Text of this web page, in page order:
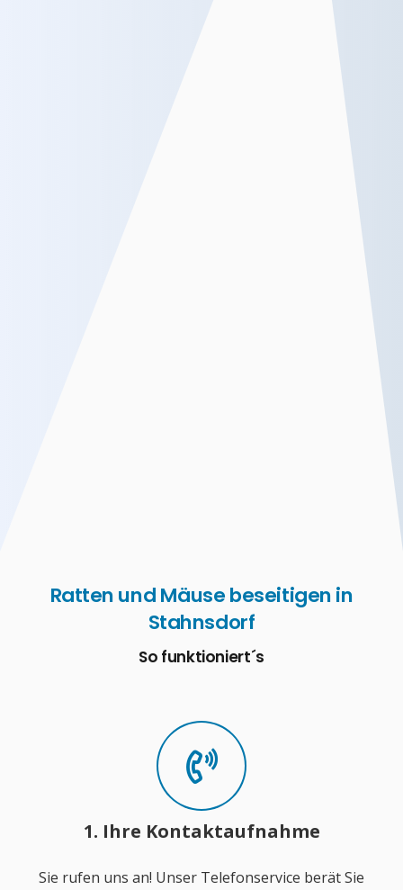
Ratten und Mäuse beseitigen in
Stahnsdorf
So funktioniert´s
1. Ihre Kontaktaufnahme
Sie rufen uns an! Unser Telefonservice berät Sie